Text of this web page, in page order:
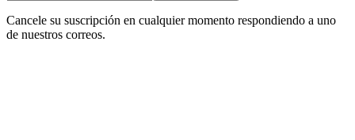
Cancele su suscripción en cualquier momento respondiendo a uno
de nuestros correos.